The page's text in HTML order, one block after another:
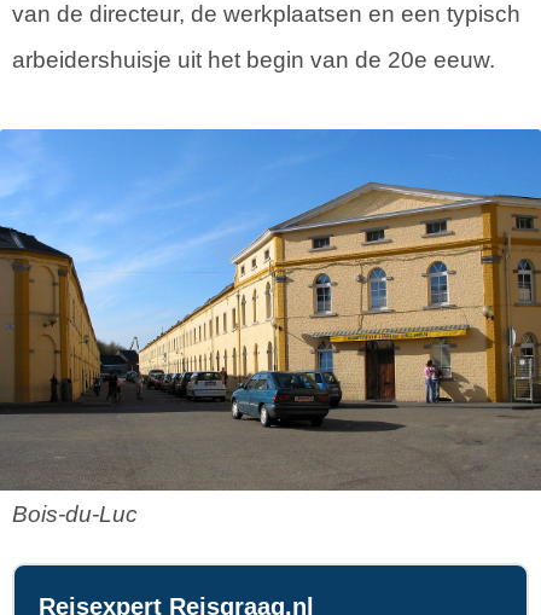
van de directeur, de werkplaatsen en een typisch
arbeidershuisje uit het begin van de 20e eeuw.
Bois-du-Luc
Reisexpert Reisgraag.nl